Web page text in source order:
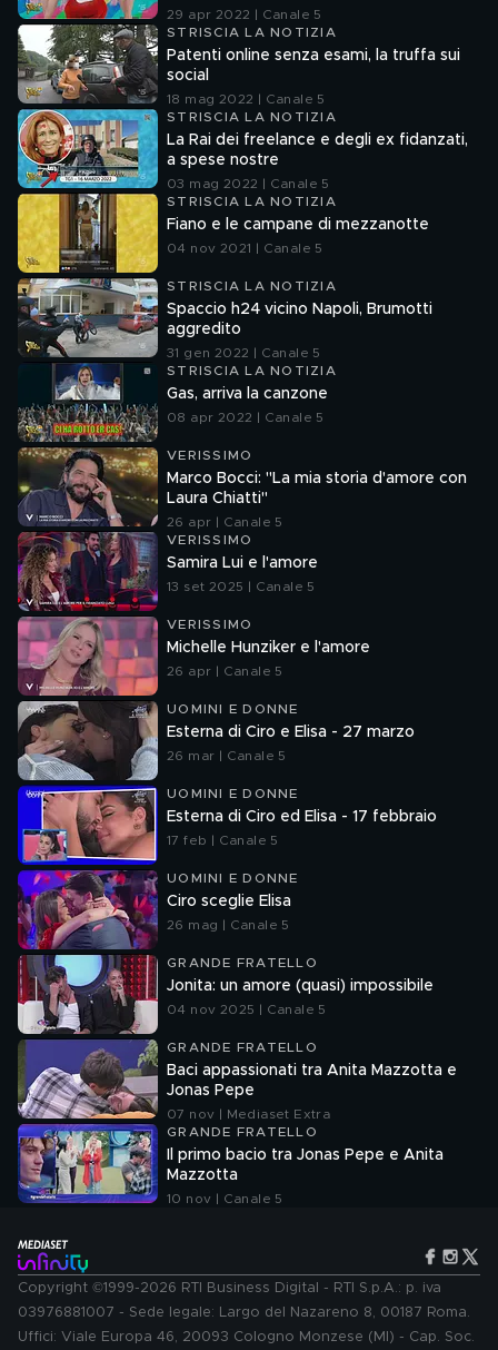
29 apr 2022 | Canale 5
STRISCIA LA NOTIZIA
Patenti online senza esami, la truffa sui
social
18 mag 2022 | Canale 5
STRISCIA LA NOTIZIA
La Rai dei freelance e degli ex fidanzati,
a spese nostre
03 mag 2022 | Canale 5
STRISCIA LA NOTIZIA
Fiano e le campane di mezzanotte
04 nov 2021 | Canale 5
STRISCIA LA NOTIZIA
Spaccio h24 vicino Napoli, Brumotti
aggredito
31 gen 2022 | Canale 5
STRISCIA LA NOTIZIA
Gas, arriva la canzone
08 apr 2022 | Canale 5
VERISSIMO
Marco Bocci: "La mia storia d'amore con
Laura Chiatti"
26 apr | Canale 5
VERISSIMO
Samira Lui e l'amore
13 set 2025 | Canale 5
VERISSIMO
Michelle Hunziker e l'amore
26 apr | Canale 5
UOMINI E DONNE
Esterna di Ciro e Elisa - 27 marzo
26 mar | Canale 5
UOMINI E DONNE
Esterna di Ciro ed Elisa - 17 febbraio
17 feb | Canale 5
UOMINI E DONNE
Ciro sceglie Elisa
26 mag | Canale 5
GRANDE FRATELLO
Jonita: un amore (quasi) impossibile
04 nov 2025 | Canale 5
GRANDE FRATELLO
Baci appassionati tra Anita Mazzotta e
Jonas Pepe
07 nov | Mediaset Extra
GRANDE FRATELLO
Il primo bacio tra Jonas Pepe e Anita
Mazzotta
10 nov | Canale 5
Copyright ©1999-2026 RTI Business Digital - RTI S.p.A.: p. iva
03976881007 - Sede legale: Largo del Nazareno 8, 00187 Roma.
Uffici: Viale Europa 46, 20093 Cologno Monzese (MI) - Cap. Soc.